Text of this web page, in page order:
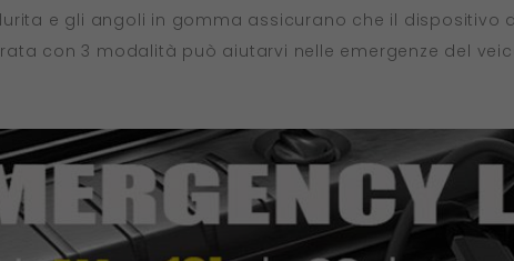
e gli angoli in gomma assicurano che il dispositivo
con 3 modalità può aiutarvi nelle emergenze del